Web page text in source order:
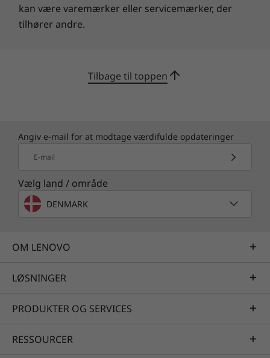
Enhedssupport hele vejen igennem
Enhedssupport hele
vejen igennem
Ud over at du får glæde af et omfattende
samarbejdsrum udstyret med lyd, video og
kan du også nyde godt af et års garanti på
styr på dit ThinkSmart Tiny Kit set både fra et
kan være varemærker eller servicemærker, der
tilhører andre.
Tilbage til toppen
Angiv e-mail for at modtage værdifulde opdateringer
E-mail
Vælg land / område
DENMARK
OM LENOVO
LØSNINGER
PRODUKTER OG SERVICES
RESSOURCER